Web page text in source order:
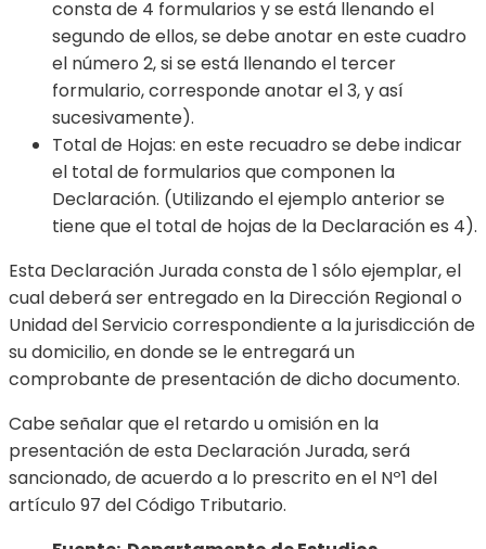
consta de 4 formularios y se está llenando el
segundo de ellos, se debe anotar en este cuadro
el número 2, si se está llenando el tercer
formulario, corresponde anotar el 3, y así
sucesivamente).
Total de Hojas: en este recuadro se debe indicar
el total de formularios que componen la
Declaración. (Utilizando el ejemplo anterior se
tiene que el total de hojas de la Declaración es 4).
Esta Declaración Jurada consta de 1 sólo ejemplar, el
cual deberá ser entregado en la Dirección Regional o
Unidad del Servicio correspondiente a la jurisdicción de
su domicilio, en donde se le entregará un
comprobante de presentación de dicho documento.
Cabe señalar que el retardo u omisión en la
presentación de esta Declaración Jurada, será
sancionado, de acuerdo a lo prescrito en el Nº1 del
artículo 97 del Código Tributario.